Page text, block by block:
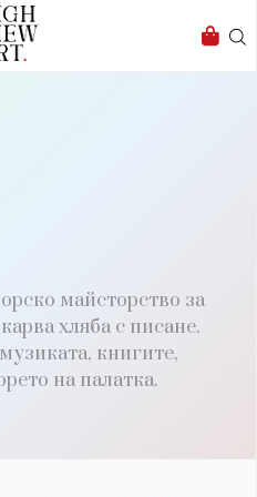
майсторство за
хляба с писане.
книгите,
на палатка.